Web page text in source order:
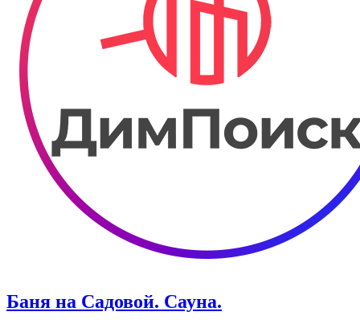
Баня на Садовой. Сауна.